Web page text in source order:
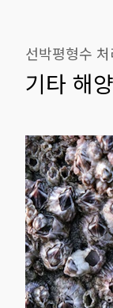
기타 해
선박평형수 처